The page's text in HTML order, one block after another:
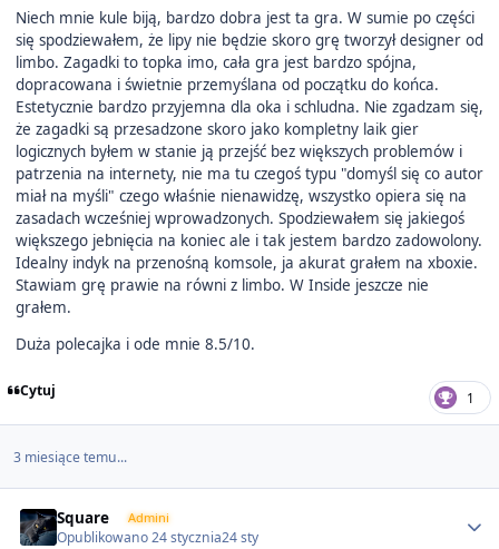
Niech mnie kule biją, bardzo dobra jest ta gra. W sumie po części
się spodziewałem, że lipy nie będzie skoro grę tworzył designer od
limbo. Zagadki to topka imo, cała gra jest bardzo spójna,
dopracowana i świetnie przemyślana od początku do końca.
Estetycznie bardzo przyjemna dla oka i schludna. Nie zgadzam się,
że zagadki są przesadzone skoro jako kompletny laik gier
logicznych byłem w stanie ją przejść bez większych problemów i
patrzenia na internety, nie ma tu czegoś typu "domyśl się co autor
miał na myśli" czego właśnie nienawidzę, wszystko opiera się na
zasadach wcześniej wprowadzonych. Spodziewałem się jakiegoś
większego jebnięcia na koniec ale i tak jestem bardzo zadowolony.
Idealny indyk na przenośną komsole, ja akurat grałem na xboxie.
Stawiam grę prawie na równi z limbo. W Inside jeszcze nie
grałem.
Duża polecajka i ode mnie 8.5/10.
Cytuj 1
3 miesiące temu...
Square Admini
Opublikowano24 stycznia24 sty